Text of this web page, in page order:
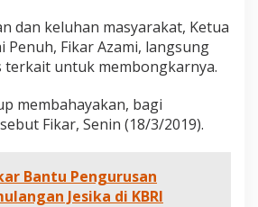
D
i
s
u
b
B
g
k
dan keluhan masyarakat, Ketua
Penuh, Fikar Azami, langsung
untuk membongkarnya.
membahayakan, bagi
Fikar, Senin (18/3/2019).
Bantu Pengurusan
Jesika di KBRI